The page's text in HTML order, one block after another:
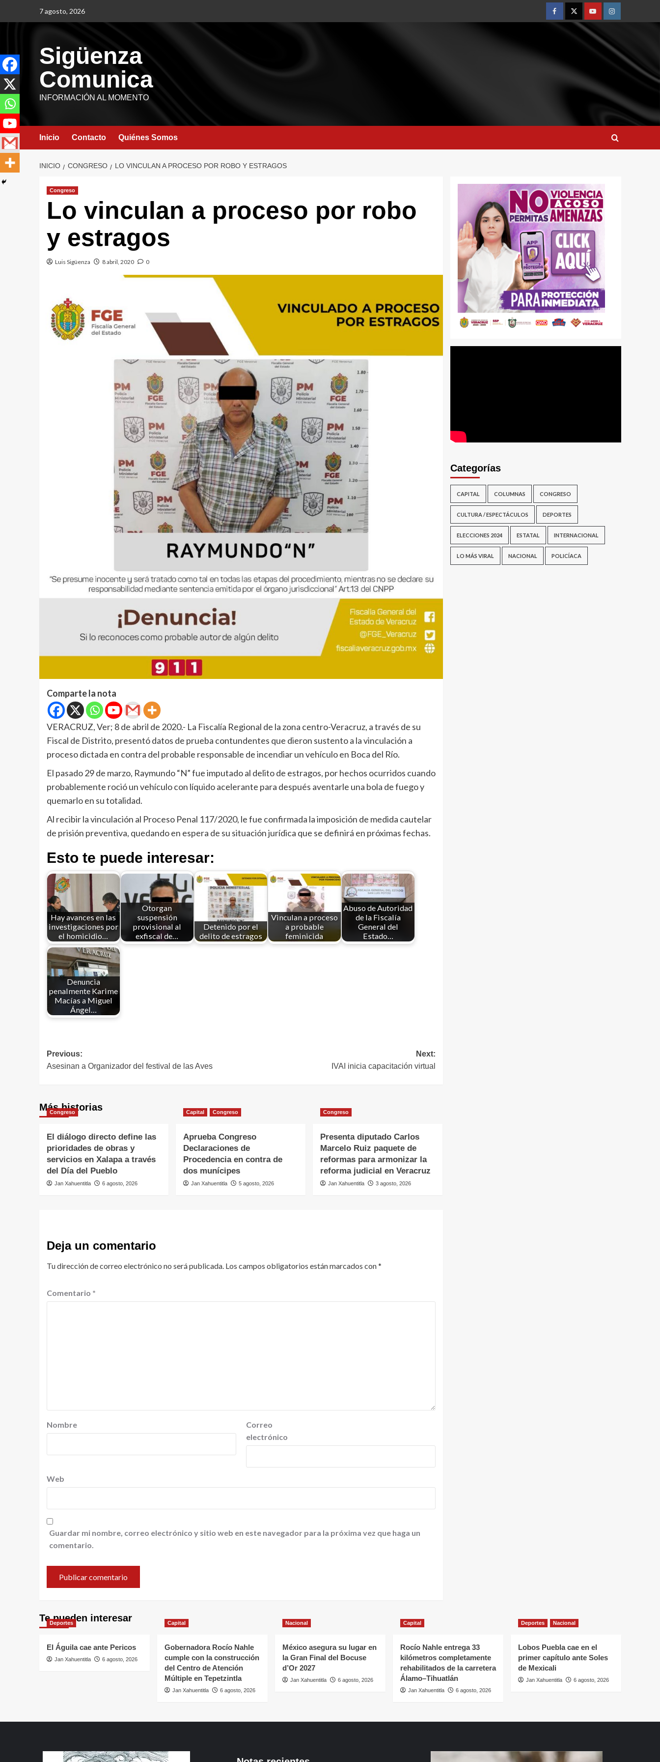
7 agosto, 2026
Sigüenza
Comunica
INFORMACIÓN AL MOMENTO
Inicio Contacto Quiénes Somos
INICIO CONGRESO LO VINCULAN A PROCESO POR ROBO Y ESTRAGOS
Congreso
Lo vinculan a proceso por robo
y estragos
Luis Sigüenza 8 abril, 2020 0
Comparte la nota
VERACRUZ, Ver; 8 de abril de 2020.- La Fiscalía Regional de la zona centro-Veracruz, a través de su
Fiscal de Distrito, presentó datos de prueba contundentes que dieron sustento a la vinculación a
proceso dictada en contra del probable responsable de incendiar un vehículo en Boca del Río.
El pasado 29 de marzo, Raymundo “N” fue imputado al delito de estragos, por hechos ocurridos cuando
probablemente roció un vehículo con líquido acelerante para después aventarle una bola de fuego y
quemarlo en su totalidad.
Al recibir la vinculación al Proceso Penal 117/2020, le fue confirmada la imposición de medida cautelar
de prisión preventiva, quedando en espera de su situación jurídica que se definirá en próximas fechas.
Esto te puede interesar:
Hay avances en las
investigaciones por
el homicidio…
Otorgan
suspensión
provisional al
exfiscal de…
Detenido por el
delito de estragos
Vinculan a proceso
a probable
feminicida
Abuso de Autoridad
de la Fiscalía
General del
Estado…
Denuncia
penalmente Karime
Macías a Miguel
Ángel…
Previous:
Asesinan a Organizador del festival de las Aves
Next:
IVAI inicia capacitación virtual
Más historias
Congreso
El diálogo directo define las
prioridades de obras y
servicios en Xalapa a través
del Día del Pueblo
Jan Xahuentitla 6 agosto, 2026
Capital Congreso
Aprueba Congreso
Declaraciones de
Procedencia en contra de
dos munícipes
Jan Xahuentitla 5 agosto, 2026
Congreso
Presenta diputado Carlos
Marcelo Ruiz paquete de
reformas para armonizar la
reforma judicial en Veracruz
Jan Xahuentitla 3 agosto, 2026
Deja un comentario
Tu dirección de correo electrónico no será publicada. Los campos obligatorios están marcados con*
Comentario *
Nombre
Correo
electrónico
Web
Guardar mi nombre, correo electrónico y sitio web en este navegador para la próxima vez que haga un
comentario.
Categorías
CAPITAL COLUMNAS CONGRESO
CULTURA / ESPECTÁCULOS DEPORTES
ELECCIONES 2024 ESTATAL INTERNACIONAL
LO MÁS VIRAL NACIONAL POLICÍACA
Te pueden interesar
Deportes
El Águila cae ante Pericos
Jan Xahuentitla 6 agosto, 2026
Capital
Gobernadora Rocío Nahle
cumple con la construcción
del Centro de Atención
Múltiple en Tepetzintla
Jan Xahuentitla 6 agosto, 2026
Nacional
México asegura su lugar en
la Gran Final del Bocuse
d’Or 2027
Jan Xahuentitla 6 agosto, 2026
Capital
Rocío Nahle entrega 33
kilómetros completamente
rehabilitados de la carretera
Álamo–Tihuatlán
Jan Xahuentitla 6 agosto, 2026
Deportes Nacional
Lobos Puebla cae en el
primer capítulo ante Soles
de Mexicali
Jan Xahuentitla 6 agosto, 2026